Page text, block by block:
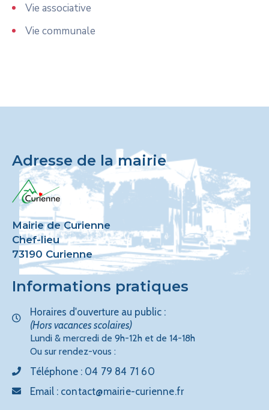
Vie associative
Vie communale
Adresse de la mairie
Mairie de Curienne
Chef-lieu
73190 Curienne
Informations pratiques
Horaires d'ouverture au public :
(Hors vacances scolaires)
Lundi & mercredi de 9h-12h et de 14-18h
Ou sur rendez-vous :
Téléphone : 04 79 84 71 60
Email : contact@mairie-curienne.fr